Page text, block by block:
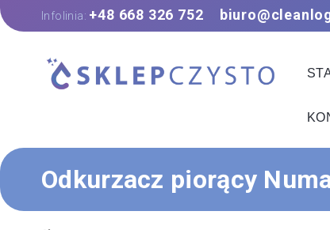
Infolinia: +48 668 326 752
Odkurzacz piorący